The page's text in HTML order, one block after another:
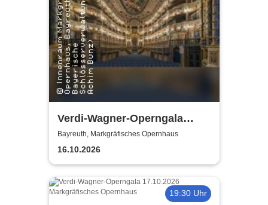
Verdi-Wagner-Operngala
(Zusatzkonzert) - präsentiert
von Opera Classica Europa
Bayreuth, Markgräfisches Opernhaus
16.10.2026
19:30 Uhr